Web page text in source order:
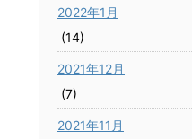
2022年1月
(14)
2021年12月
(7)
2021年11月